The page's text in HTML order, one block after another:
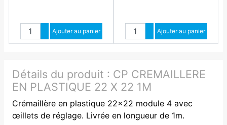
Quantité
Augmenter quantité
Diminuer quantité
Ajouter au panier Quantité
Augmenter quantité
Diminuer quantité
Ajouter au panier
Détails du produit : CP CREMAILLERE
EN PLASTIQUE 22 X 22 1M
Crémaillère en plastique 22x22 module 4 avec
œillets de réglage. Livrée en longueur de 1m.